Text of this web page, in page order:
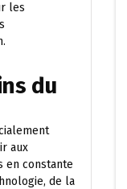
les
du
aux
en constante
de la